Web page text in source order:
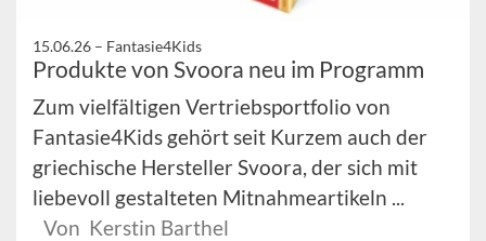
15.06.26 – Fantasie4Kids
Produkte von Svoora neu im Programm
Zum vielfältigen Vertriebsportfolio von
Fantasie4Kids gehört seit Kurzem auch der
griechische Hersteller Svoora, der sich mit
liebevoll gestalteten Mitnahmeartikeln ...
Von Kerstin Barthel